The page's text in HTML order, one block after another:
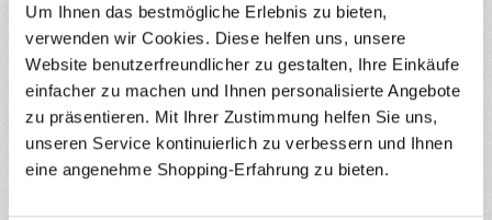
Um Ihnen das bestmögliche Erlebnis zu bieten,
verwenden wir Cookies. Diese helfen uns, unsere
Website benutzerfreundlicher zu gestalten, Ihre Einkäufe
einfacher zu machen und Ihnen personalisierte Angebote
zu präsentieren. Mit Ihrer Zustimmung helfen Sie uns,
unseren Service kontinuierlich zu verbessern und Ihnen
eine angenehme Shopping-Erfahrung zu bieten.
Durchschnittliche Bewertung von 4.86 von
(18)
Batteriehalter für 8x AA Batterien 12V mit An/Aus-
Schalter
RBS11733
Batteriegehäuse aus schlagfesten ABS mit Deckel und
Anschlusskabel - ideal als externe Stromquelle für DIY-Elektronik
Projekte (z. B. Arduino oder Microcontroller-Projekte). Dieses